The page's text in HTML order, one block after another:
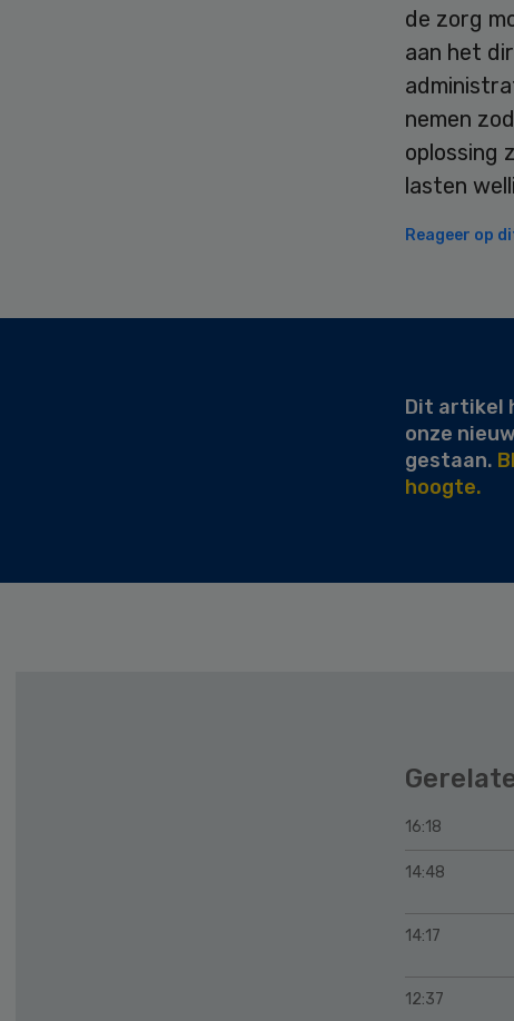
de zorg
aan het
nemen
oplossing
lasten
Reageer op
Secondary
Dit artikel
onze
gestaan.
hoogte.
16:18
14:48
14:17
12:37